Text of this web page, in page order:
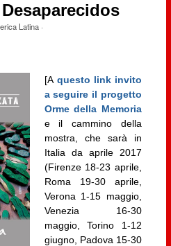
Latina·
[Aquesto link invito
a seguire il progetto
Orme della Memoria
e il cammino della
mostra, che sarà in
Italia da aprile 2017
(Firenze 18-23 aprile,
Roma 19-30 aprile,
Verona 1-15 maggio,
Venezia 16-30
maggio, Torino 1-12
giugno, Padova 15-30